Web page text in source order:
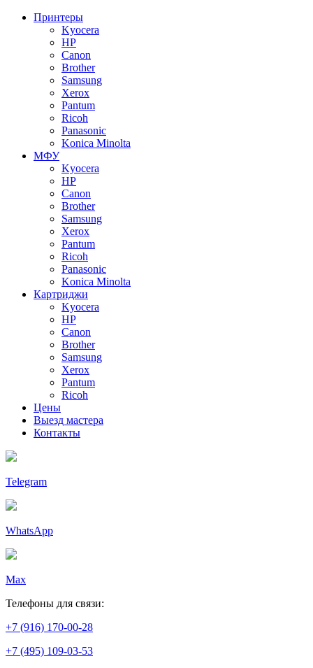
Принтеры
Kyocera
HP
Canon
Brother
Samsung
Xerox
Pantum
Ricoh
Panasonic
Konica Minolta
МФУ
Kyocera
HP
Canon
Brother
Samsung
Xerox
Pantum
Ricoh
Panasonic
Konica Minolta
Картриджи
Kyocera
HP
Canon
Brother
Samsung
Xerox
Pantum
Ricoh
Цены
Выезд мастера
Контакты
Telegram
WhatsApp
Max
Телефоны для связи:
+7 (916) 170-00-28
+7 (495) 109-03-53